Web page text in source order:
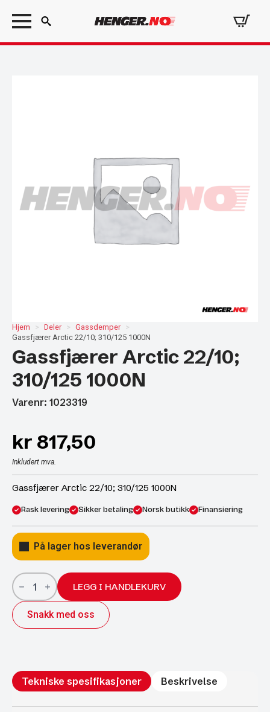
Search
Hjem Deler
Gassdemper
Gassfjærer Arctic 22/10; 310/125 1000N
Gassfjærer Arctic 22/10;
310/125 1000N
Varenr: 1023319
kr 817,50
Inkludert mva.
Gassfjærer Arctic 22/10; 310/125 1000N
Rask levering Sikker betaling Norsk butikk Finansiering
På lager hos leverandør
Gassfjærer
Arctic
22/10;
310/125
1000N
antall
LEGG I HANDLEKURV
Snakk med oss
Tekniske spesifikasjoner Beskrivelse